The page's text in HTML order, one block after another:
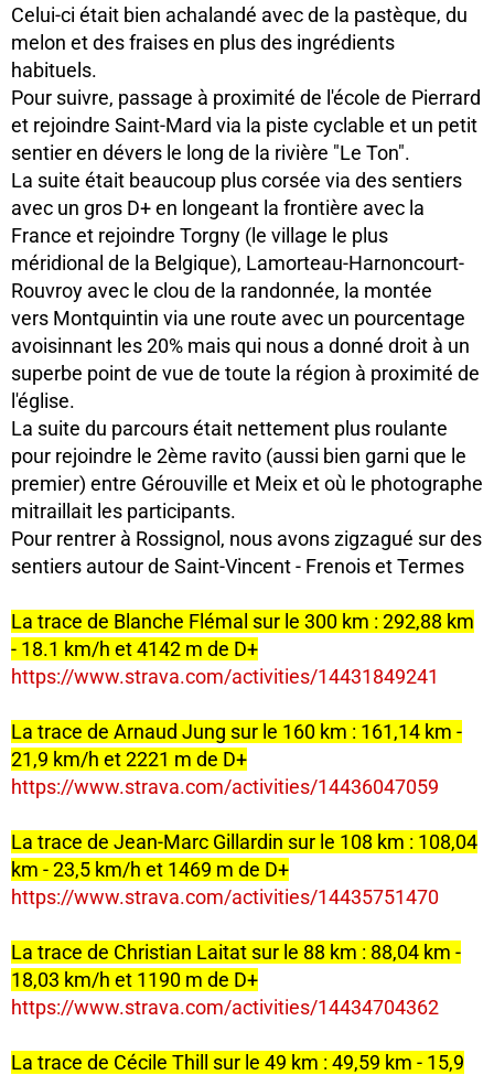
Celui-ci était bien achalandé avec de la pastèque, du
melon et des fraises en plus des ingrédients
habituels.
Pour suivre, passage à proximité de l'école de Pierrard
et rejoindre Saint-Mard via la piste cyclable et un petit
sentier en dévers le long de la rivière "Le Ton".
La suite était beaucoup plus corsée via des sentiers
avec un gros D+ en longeant la frontière avec la
France et rejoindre Torgny (le village le plus
méridional de la Belgique), Lamorteau-Harnoncourt-
Rouvroy avec le clou de la randonnée, la montée
vers Montquintin via une route avec un pourcentage
avoisinnant les 20% mais qui nous a donné droit à un
superbe point de vue de toute la région à proximité de
l'église.
La suite du parcours était nettement plus roulante
pour rejoindre le 2ème ravito (aussi bien garni que le
premier) entre Gérouville et Meix et où le photographe
mitraillait les participants.
Pour rentrer à Rossignol, nous avons zigzagué sur des
sentiers autour de Saint-Vincent - Frenois et Termes
La trace de Blanche Flémal sur le 300 km : 292,88 km
- 18.1 km/h et 4142 m de D+
https://www.strava.com/activities/14431849241
La trace de Arnaud Jung sur le 160 km : 161,14 km -
21,9 km/h et 2221 m de D+
https://www.strava.com/activities/14436047059
La trace de Jean-Marc Gillardin sur le 108 km : 108,04
km - 23,5 km/h et 1469 m de D+
https://www.strava.com/activities/14435751470
La trace de Christian Laitat sur le 88 km : 88,04 km -
18,03 km/h et 1190 m de D+
https://www.strava.com/activities/14434704362
La trace de Cécile Thill sur le 49 km : 49,59 km - 15,9